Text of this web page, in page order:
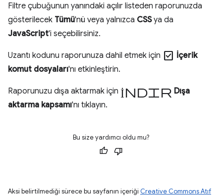
Filtre çubuğunun yanındaki açılır listeden raporunuzda
gösterilecek Tümü'nü veya yalnızca CSSya da
JavaScript'i seçebilirsiniz.
Uzantı kodunu raporunuza dahil etmek için check_box İçerik
komut dosyaları'nı etkinleştirin.
Raporunuzu dışa aktarmak için İndir Dışa
aktarma kapsamı'nı tıklayın.
Bu size yardımcı oldu mu?
Aksi belirtilmediği sürece bu sayfanın içeriği Creative Commons Atıf